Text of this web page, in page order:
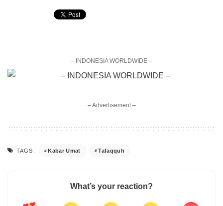
– INDONESIA WORLDWIDE –
– Advertisement –
TAGS: Kabar Umat Tafaqquh
What’s your reaction?